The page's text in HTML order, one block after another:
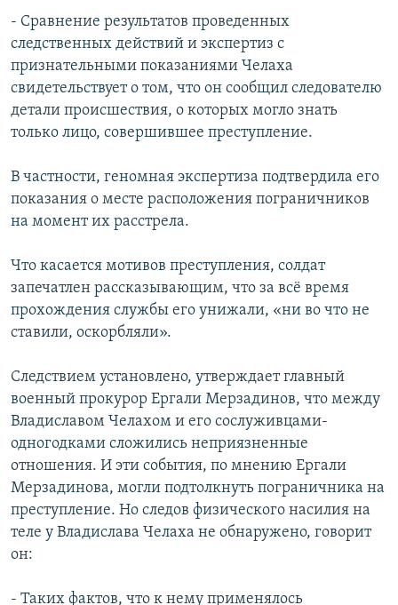
- Сравнение результатов проведенных
следственных действий и экспертиз с
признательными показаниями Челаха
свидетельствует о том, что он сообщил следователю
детали происшествия, о которых могло знать
только лицо, совершившее преступление.
В частности, геномная экспертиза подтвердила его
показания о месте расположения пограничников
на момент их расстрела.
Что касается мотивов преступления, солдат
запечатлен рассказывающим, что за всё время
прохождения службы его унижали, «ни во что не
ставили, оскорбляли».
Следствием установлено, утверждает главный
военный прокурор Ергали Мерзадинов, что между
Владиславом Челахом и его сослуживцами-
одногодками сложились неприязненные
отношения. И эти события, по мнению Ергали
Мерзадинова, могли подтолкнуть пограничника на
преступление. Но следов физического насилия на
теле у Владислава Челаха не обнаружено, говорит
он:
- Таких фактов, что к нему применялось